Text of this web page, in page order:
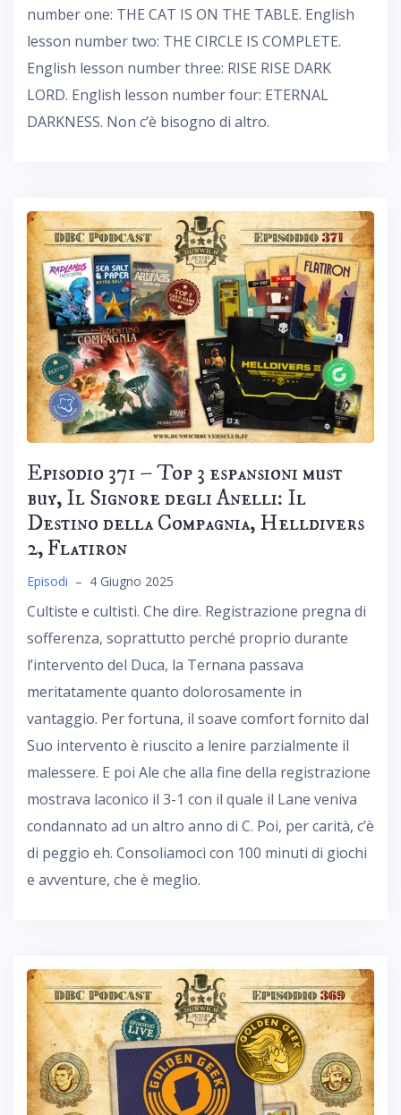
number one: THE CAT IS ON THE TABLE. English
lesson number two: THE CIRCLE IS COMPLETE.
English lesson number three: RISE RISE DARK
LORD. English lesson number four: ETERNAL
DARKNESS. Non c’è bisogno di altro.
Episodio 371 – Top 3 espansioni must
buy, Il Signore degli Anelli: Il
Destino della Compagnia, Helldivers
2, Flatiron
Episodi – 4 Giugno 2025
Cultiste e cultisti. Che dire. Registrazione pregna di
sofferenza, soprattutto perché proprio durante
l’intervento del Duca, la Ternana passava
meritatamente quanto dolorosamente in
vantaggio. Per fortuna, il soave comfort fornito dal
Suo intervento è riuscito a lenire parzialmente il
malessere. E poi Ale che alla fine della registrazione
mostrava laconico il 3-1 con il quale il Lane veniva
condannato ad un altro anno di C. Poi, per carità, c’è
di peggio eh. Consoliamoci con 100 minuti di giochi
e avventure, che è meglio.